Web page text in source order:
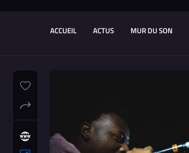
ACCUEIL ACTUS MUR DU SON